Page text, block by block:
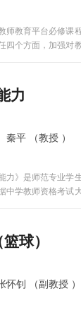
师教育平台必修课
四个方面，加强对
力
秦平 （教授 ）
力》是师范专业学
中学教师资格考试
参与学习的同学可
球）
怀钊 （副教授 ）